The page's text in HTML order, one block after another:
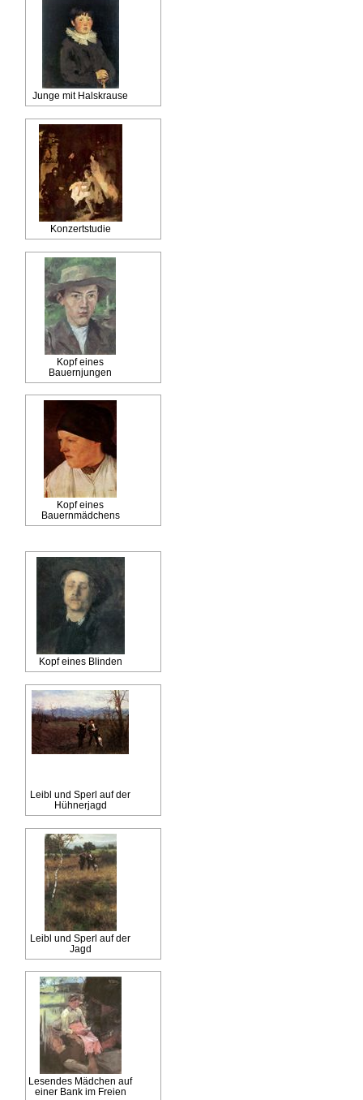
Junge mit Halskrause
Konzertstudie
Kopf eines
Bauernjungen
Kopf eines
Bauernmädchens
Kopf eines Blinden
Leibl und Sperl auf der
Hühnerjagd
Leibl und Sperl auf der
Jagd
Lesendes Mädchen auf
einer Bank im Freien